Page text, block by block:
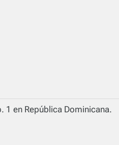
1 en República Dominicana.